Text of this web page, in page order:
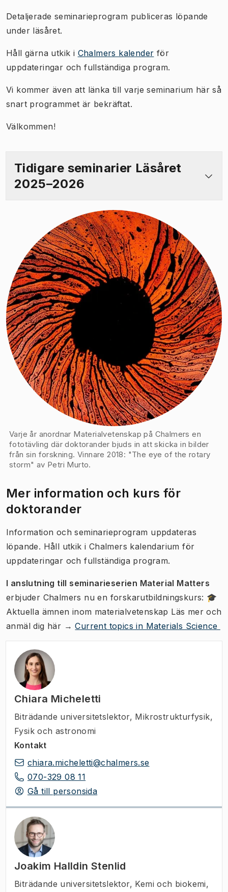
Detaljerade seminarieprogram publiceras löpande
under läsåret.
Håll gärna utkik i Chalmers kalender för
uppdateringar och fullständiga program.
Vi kommer även att länka till varje seminarium här så
snart programmet är bekräftat.
Välkommen!
Tidigare seminarier Läsåret
2025–2026
Varje år anordnar Materialvetenskap på Chalmers en
fototävling där doktorander bjuds in att skicka in bilder
från sin forskning. Vinnare 2018: "The eye of the rotary
storm" av Petri Murto.
Mer information och kurs för
doktorander
Information och seminarieprogram uppdateras
löpande. Håll utkik i Chalmers kalendarium för
uppdateringar och fullständiga program.
I anslutning till seminarieserien Material Matters
erbjuder Chalmers nu en forskarutbildningskurs: 🎓
Aktuella ämnen inom materialvetenskap Läs mer och
anmäl dig här →Current topics in Materials Science
Chiara Micheletti
Biträdande universitetslektor, Mikrostrukturfysik,
Fysik och astronomi
Kontakt
chiara.micheletti@chalmers.se
070-329 08 11
Gå till personsida
Joakim Halldin Stenlid
Biträdande universitetslektor, Kemi och biokemi,